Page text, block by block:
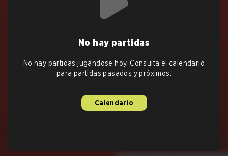
No hay partidas
No hay partidas jugándose hoy. Consulta el calendario
para partidas pasados y próximos.
Calendario